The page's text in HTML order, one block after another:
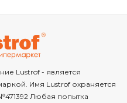
Lustrof - является
Имя Lustrof охраняется
Любая попытка